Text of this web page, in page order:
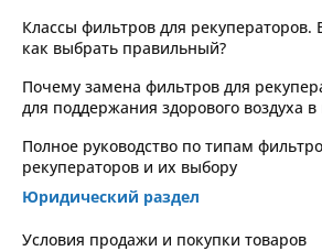
Классы фильтров для
как выбрать правильный?
Почему замена фильтров для
для поддержания здорового воздуха
Полное руководство по типам
рекуператоров и их выбору
Юридический раздел
Условия продажи и покупки товаров